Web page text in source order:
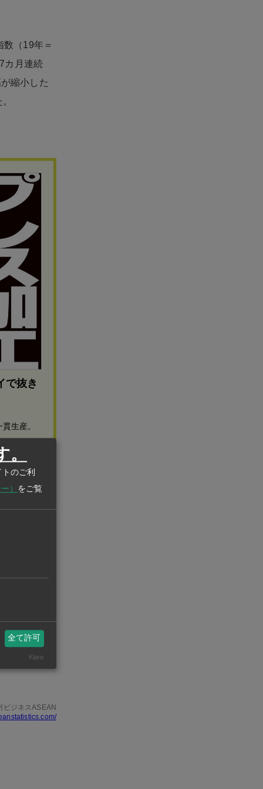
（19年＝
カ月連続
縮小した
で抜き
生産。
した。
備と近隣
ビジネスASEAN
のご利
） をご覧
全て許可
Klaro